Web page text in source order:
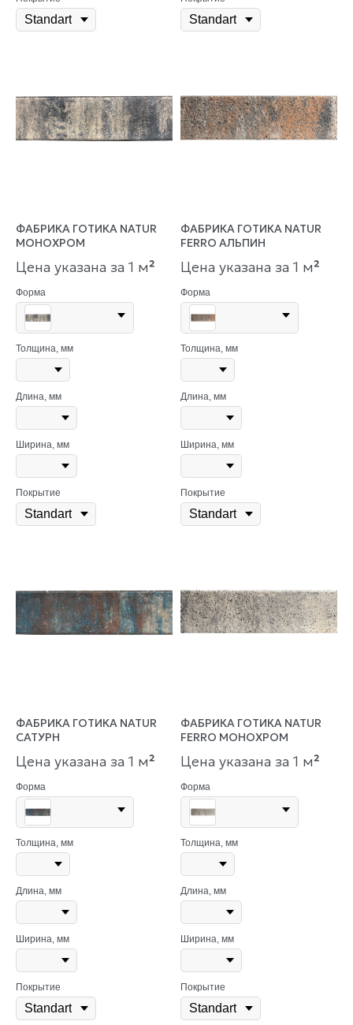
ФАБРИКА ГОТИКА NATUR
МОНОХРОМ
Цена указана за 1 м²
Форма
Толщина, мм
Длина, мм
Ширина, мм
Покрытие
ФАБРИКА ГОТИКА NATUR
FERRO АЛЬПИН
Цена указана за 1 м²
Форма
Толщина, мм
Длина, мм
Ширина, мм
Покрытие
ФАБРИКА ГОТИКА NATUR
САТУРН
Цена указана за 1 м²
Форма
Толщина, мм
Длина, мм
Ширина, мм
Покрытие
ФАБРИКА ГОТИКА NATUR
FERRO МОНОХРОМ
Цена указана за 1 м²
Форма
Толщина, мм
Длина, мм
Ширина, мм
Покрытие